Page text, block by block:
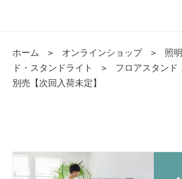
ホーム ＞ オンラインショップ ＞ 照
ド・スタンドライト
＞
フロアスタンド
別売【次回入荷未定】